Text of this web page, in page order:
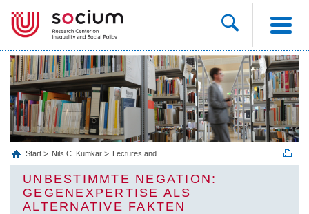
Start Nils C. Kumkar Lectures and ...
UNBESTIMMTE NEGATION:
GEGENEXPERTISE ALS
ALTERNATIVE FAKTEN